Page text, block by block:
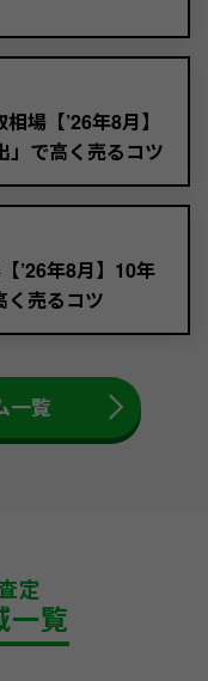
場【’26年8月】
」で高く売るコツ
’26年8月】10年
く売るコツ
一覧
定
一覧